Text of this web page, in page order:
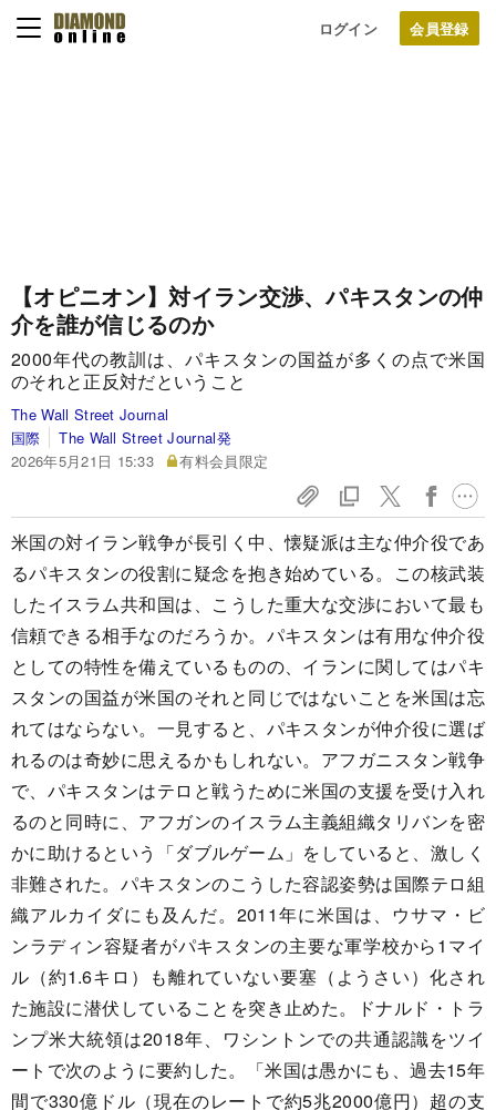
ログイン
【オピニオン】対イラン交渉、パキスタンの仲
介を誰が信じるのか
2000年代の教訓は、パキスタンの国益が多くの点で米国
のそれと正反対だということ
The Wall Street Journal
国際
The Wall Street Journal発
2026年5月21日 15:33
有料会員限定
米国の対イラン戦争が長引く中、懐疑派は主な仲介役であ
るパキスタンの役割に疑念を抱き始めている。この核武装
したイスラム共和国は、こうした重大な交渉において最も
信頼できる相手なのだろうか。パキスタンは有用な仲介役
としての特性を備えているものの、イランに関してはパキ
スタンの国益が米国のそれと同じではないことを米国は忘
れてはならない。一見すると、パキスタンが仲介役に選ば
れるのは奇妙に思えるかもしれない。アフガニスタン戦争
で、パキスタンはテロと戦うために米国の支援を受け入れ
るのと同時に、アフガンのイスラム主義組織タリバンを密
かに助けるという「ダブルゲーム」をしていると、激しく
非難された。パキスタンのこうした容認姿勢は国際テロ組
織アルカイダにも及んだ。2011年に米国は、ウサマ・ビ
ンラディン容疑者がパキスタンの主要な軍学校から1マイ
ル（約1.6キロ）も離れていない要塞（ようさい）化され
た施設に潜伏していることを突き止めた。ドナルド・トラ
ンプ米大統領は2018年、ワシントンでの共通認識をツイ
ートで次のように要約した。「米国は愚かにも、過去15年
間で330億ドル（現在のレートで約5兆2000億円）超の支